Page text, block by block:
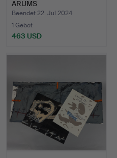
ARUMS
FARBLITHOGRAPHIE.
Beendet 22. Jul 2024
1 Gebot
463 USD